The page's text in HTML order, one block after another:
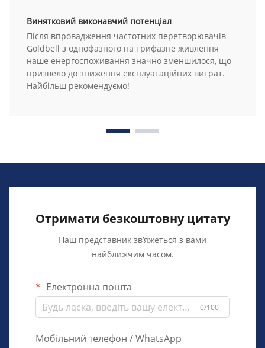
Винятковий виконавчий потенціал
Після впровадження частотних перетворювачів
Goldbell з однофазного на трифазне живлення
наше енергоспоживання значно зменшилося, що
призвело до зниження експлуатаційних витрат.
Найбільш рекомендуємо!
Отримати безкоштовну цитату
Наш представник зв’яжеться з вами
найближчим часом.
Електронна пошта
0/100
Мобільний телефон / WhatsApp